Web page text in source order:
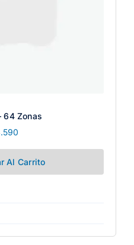
64 Zonas
Al Carrito